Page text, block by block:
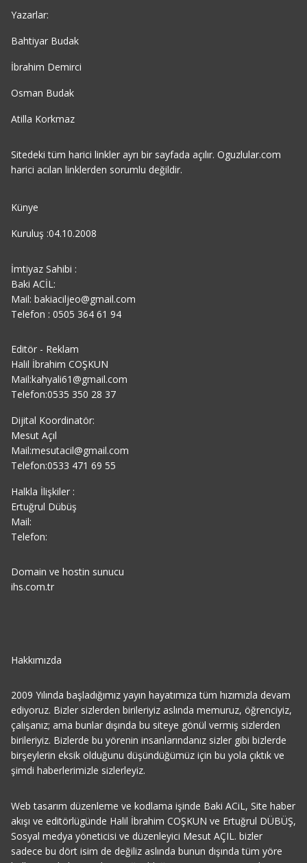
Yazarlar:
Bahtiyar Budak
İbrahim Demirci
Osman Budak
Atilla Korkmaz
Sitedeki tüm harici linkler ayrı bir sayfada açılır. Oguzlular.com
harici acılan linklerden sorumlu değildir.
Künye
Kuruluş :04.10.2008
İmtiyaz Sahibi :
Baki ACİL:
Mail: bakiaciljeo@gmail.com
Telefon : 0505 364 61 94
Editör - Reklam
Halil İbrahim COŞKUN
Mail:kahyali61@gmail.com
Telefon:0535 350 28 37
Dijital Koordinatör:
Mesut Açıl
Mail:mesutacil@gmail.com
Telefon:0533 471 69 55
Halkla İlişkiler :
Ertuğrul Dübüş
Mail:
Telefon:
Domain ve hostin sunucu
ihs.com.tr
Hakkımızda
2009 Yılında başladığımız yayın hayatımıza tüm hızımızla devam
ediyoruz. Bizler sizlerden birileriyiz aslında memuruz, öğrenciyiz,
çalışanız; ama bunlar dışında bu siteye gönül vermiş sizlerden
birileriyiz. Bizlerde bu yörenin insanlarındanız sizler gibi bizlerde
birşeylerin eksik olduğunu düşündüğümüz için bu yola çıktık ve
şimdi haberlerimizle sizlerleyiz.
Web tasarım düzenleme ve kodlama işinde Baki ACiL, Site haber
akışı ve editörlügünde Halil İbrahim COŞKUN ve Ertuğrul DÜBÜŞ,
Sosyal medya yöneticisi ve düzenleyici Mesut AÇIL. bizler
sadece bu dört isim de değiliz aslında bunun dışında tüm yöre